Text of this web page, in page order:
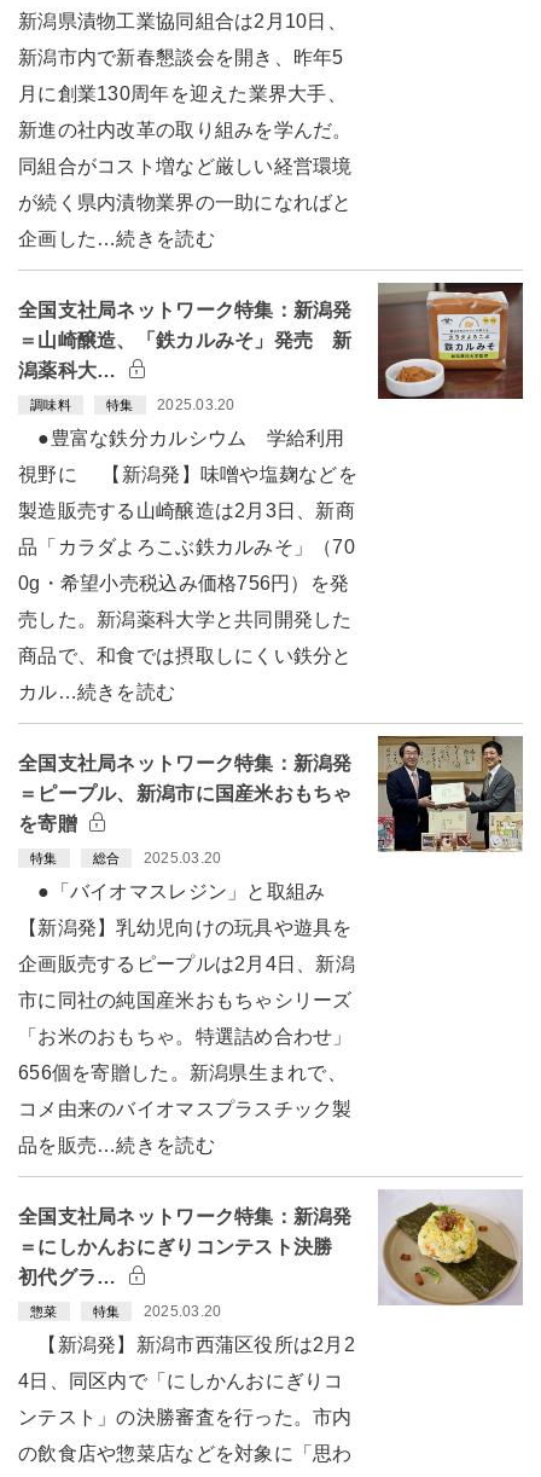
新潟県漬物工業協同組合は2月10日、
新潟市内で新春懇談会を開き、昨年5
月に創業130周年を迎えた業界大手、
新進の社内改革の取り組みを学んだ。
同組合がコスト増など厳しい経営環境
が続く県内漬物業界の一助になればと
企画した…続きを読む
全国支社局ネットワーク特集：新潟発
＝山崎醸造、「鉄カルみそ」発売 新
潟薬科大…
調味料 特集 2025.03.20
●豊富な鉄分カルシウム 学給利用
視野に 【新潟発】味噌や塩麹などを
製造販売する山崎醸造は2月3日、新商
品「カラダよろこぶ鉄カルみそ」（70
0g・希望小売税込み価格756円）を発
売した。新潟薬科大学と共同開発した
商品で、和食では摂取しにくい鉄分と
カル…続きを読む
全国支社局ネットワーク特集：新潟発
＝ピープル、新潟市に国産米おもちゃ
を寄贈
特集 総合 2025.03.20
●「バイオマスレジン」と取組み
【新潟発】乳幼児向けの玩具や遊具を
企画販売するピープルは2月4日、新潟
市に同社の純国産米おもちゃシリーズ
「お米のおもちゃ。特選詰め合わせ」
656個を寄贈した。新潟県生まれで、
コメ由来のバイオマスプラスチック製
品を販売…続きを読む
全国支社局ネットワーク特集：新潟発
＝にしかんおにぎりコンテスト決勝
初代グラ…
惣菜 特集 2025.03.20
【新潟発】新潟市西蒲区役所は2月2
4日、同区内で「にしかんおにぎりコ
ンテスト」の決勝審査を行った。市内
の飲食店や惣菜店などを対象に「思わ